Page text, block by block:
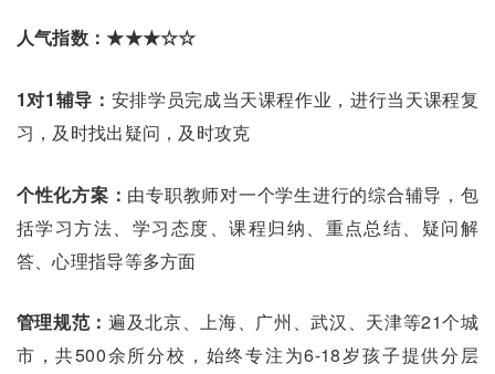
人气指数：★★★☆☆
1对1辅导： 安排学员完成当天课程作业，进行当天课程复
习，及时找出疑问，及时攻克
个性化方案： 由专职教师对一个学生进行的综合辅导，包
括学习方法、学习态度、课程归纳、重点总结、疑问解
答、心理指导等多方面
管理规范：遍及北京、上海、广州、武汉、天津等21个城
市，共500余所分校，始终专注为6-18岁孩子提供分层